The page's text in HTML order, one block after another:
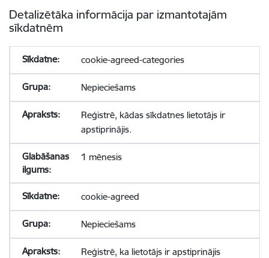
Detalizētāka informācija par izmantotajām
sīkdatnēm
cookie-agreed-categories
Nepieciešams
Reģistrē, kādas sīkdatnes lietotājs ir
apstiprinājis.
1 mēnesis
cookie-agreed
Nepieciešams
Reģistrē, ka lietotājs ir apstiprinājis